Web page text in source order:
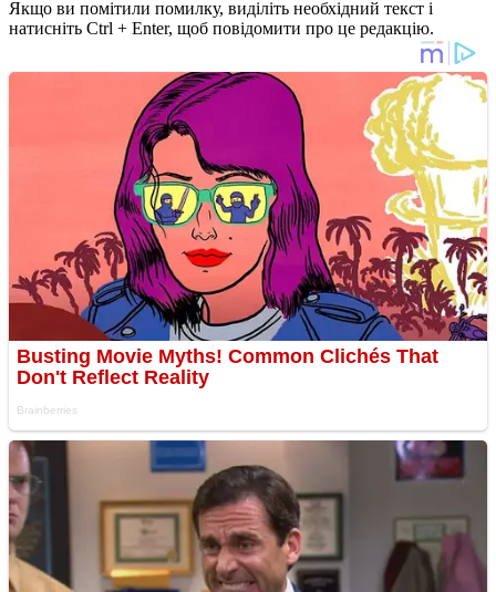
Якщо ви помітили помилку, виділіть необхідний текст і
натисніть Ctrl + Enter, щоб повідомити про це редакцію.